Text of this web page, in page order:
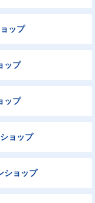
ップ
ップ
ップ
ョップ
ショップ